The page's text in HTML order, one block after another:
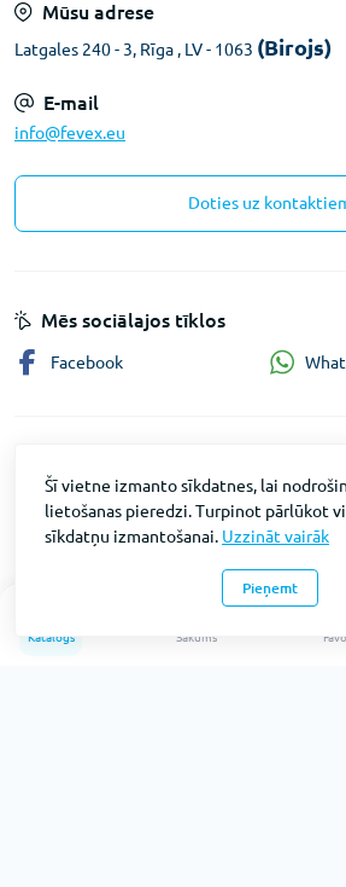
Katalogs Sākums
Mūsu adrese
Latgales 240 - 3, Rīga , LV - 1063 (Birojs)
E-mail
info@fevex.eu
Doties uz
Par uzņēmumu
Preces atgriešana
Konfidencialitātes paziņojums
Mēs sociālajos tīklos
Facebook
Šī vietne izmanto sīkdatnes, lai
lietošanas pieredzi. Turpinot pārlūkot
sīkdatņu izmantošanai. Uzzināt vairāk
Pieņemt